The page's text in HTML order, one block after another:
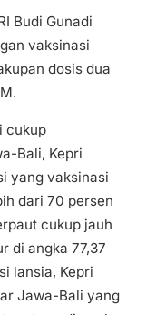
Budi Gunadi
vaksinasi
dosis dua
cukup
Bali, Kepri
yang vaksinasi
dari 70 persen
cukup jauh
di angka 77,37
lansia, Kepri
Jawa-Bali yang